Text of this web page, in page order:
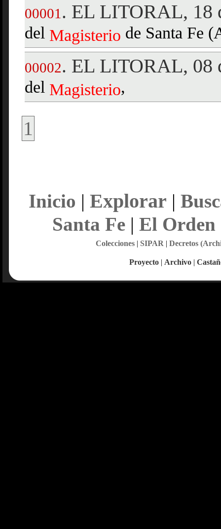
00001 . EL LITORAL, 18
del Magisterio de Santa Fe
00002. EL LITORAL, 08
del Magisterio,
1
Inicio | Explorar |
Santa Fe| El Orden
Colecciones| SIPAR | Decretos
Proyecto | Archivo |